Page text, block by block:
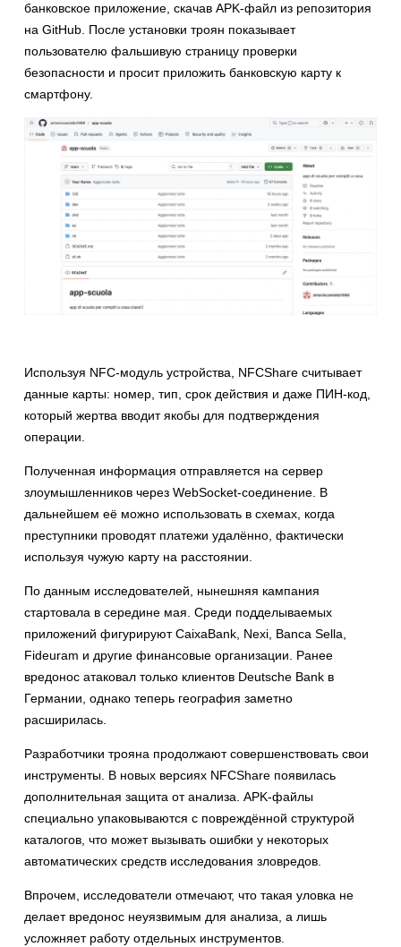
банковское приложение, скачав APK-файл из репозитория
на GitHub. После установки троян показывает
пользователю фальшивую страницу проверки
безопасности и просит приложить банковскую карту к
смартфону.
Используя NFC-модуль устройства, NFCShare считывает
данные карты: номер, тип, срок действия и даже ПИН-код,
который жертва вводит якобы для подтверждения
операции.
Полученная информация отправляется на сервер
злоумышленников через WebSocket-соединение. В
дальнейшем её можно использовать в схемах, когда
преступники проводят платежи удалённо, фактически
используя чужую карту на расстоянии.
По данным исследователей, нынешняя кампания
стартовала в середине мая. Среди подделываемых
приложений фигурируют CaixaBank, Nexi, Banca Sella,
Fideuram и другие финансовые организации. Ранее
вредонос атаковал только клиентов Deutsche Bank в
Германии, однако теперь география заметно
расширилась.
Разработчики трояна продолжают совершенствовать свои
инструменты. В новых версиях NFCShare появилась
дополнительная защита от анализа. APK-файлы
специально упаковываются с повреждённой структурой
каталогов, что может вызывать ошибки у некоторых
автоматических средств исследования зловредов.
Впрочем, исследователи отмечают, что такая уловка не
делает вредонос неуязвимым для анализа, а лишь
усложняет работу отдельных инструментов.